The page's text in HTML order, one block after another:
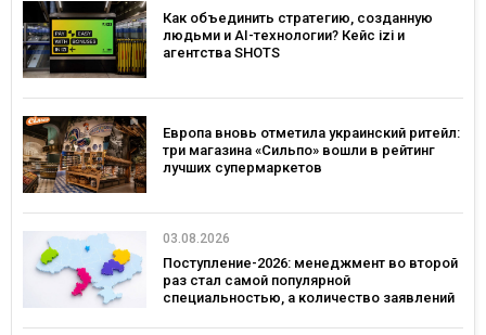
Как объединить стратегию, созданную
людьми и AI-технологии? Кейс izi и
агентства SHOTS
Европа вновь отметила украинский ритейл:
три магазина «Сильпо» вошли в рейтинг
лучших супермаркетов
03.08.2026
Поступление-2026: менеджмент во второй
раз стал самой популярной
специальностью, а количество заявлений